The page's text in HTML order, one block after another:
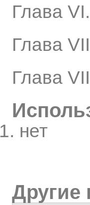
Глава
Глава
Глава
нет
Другие